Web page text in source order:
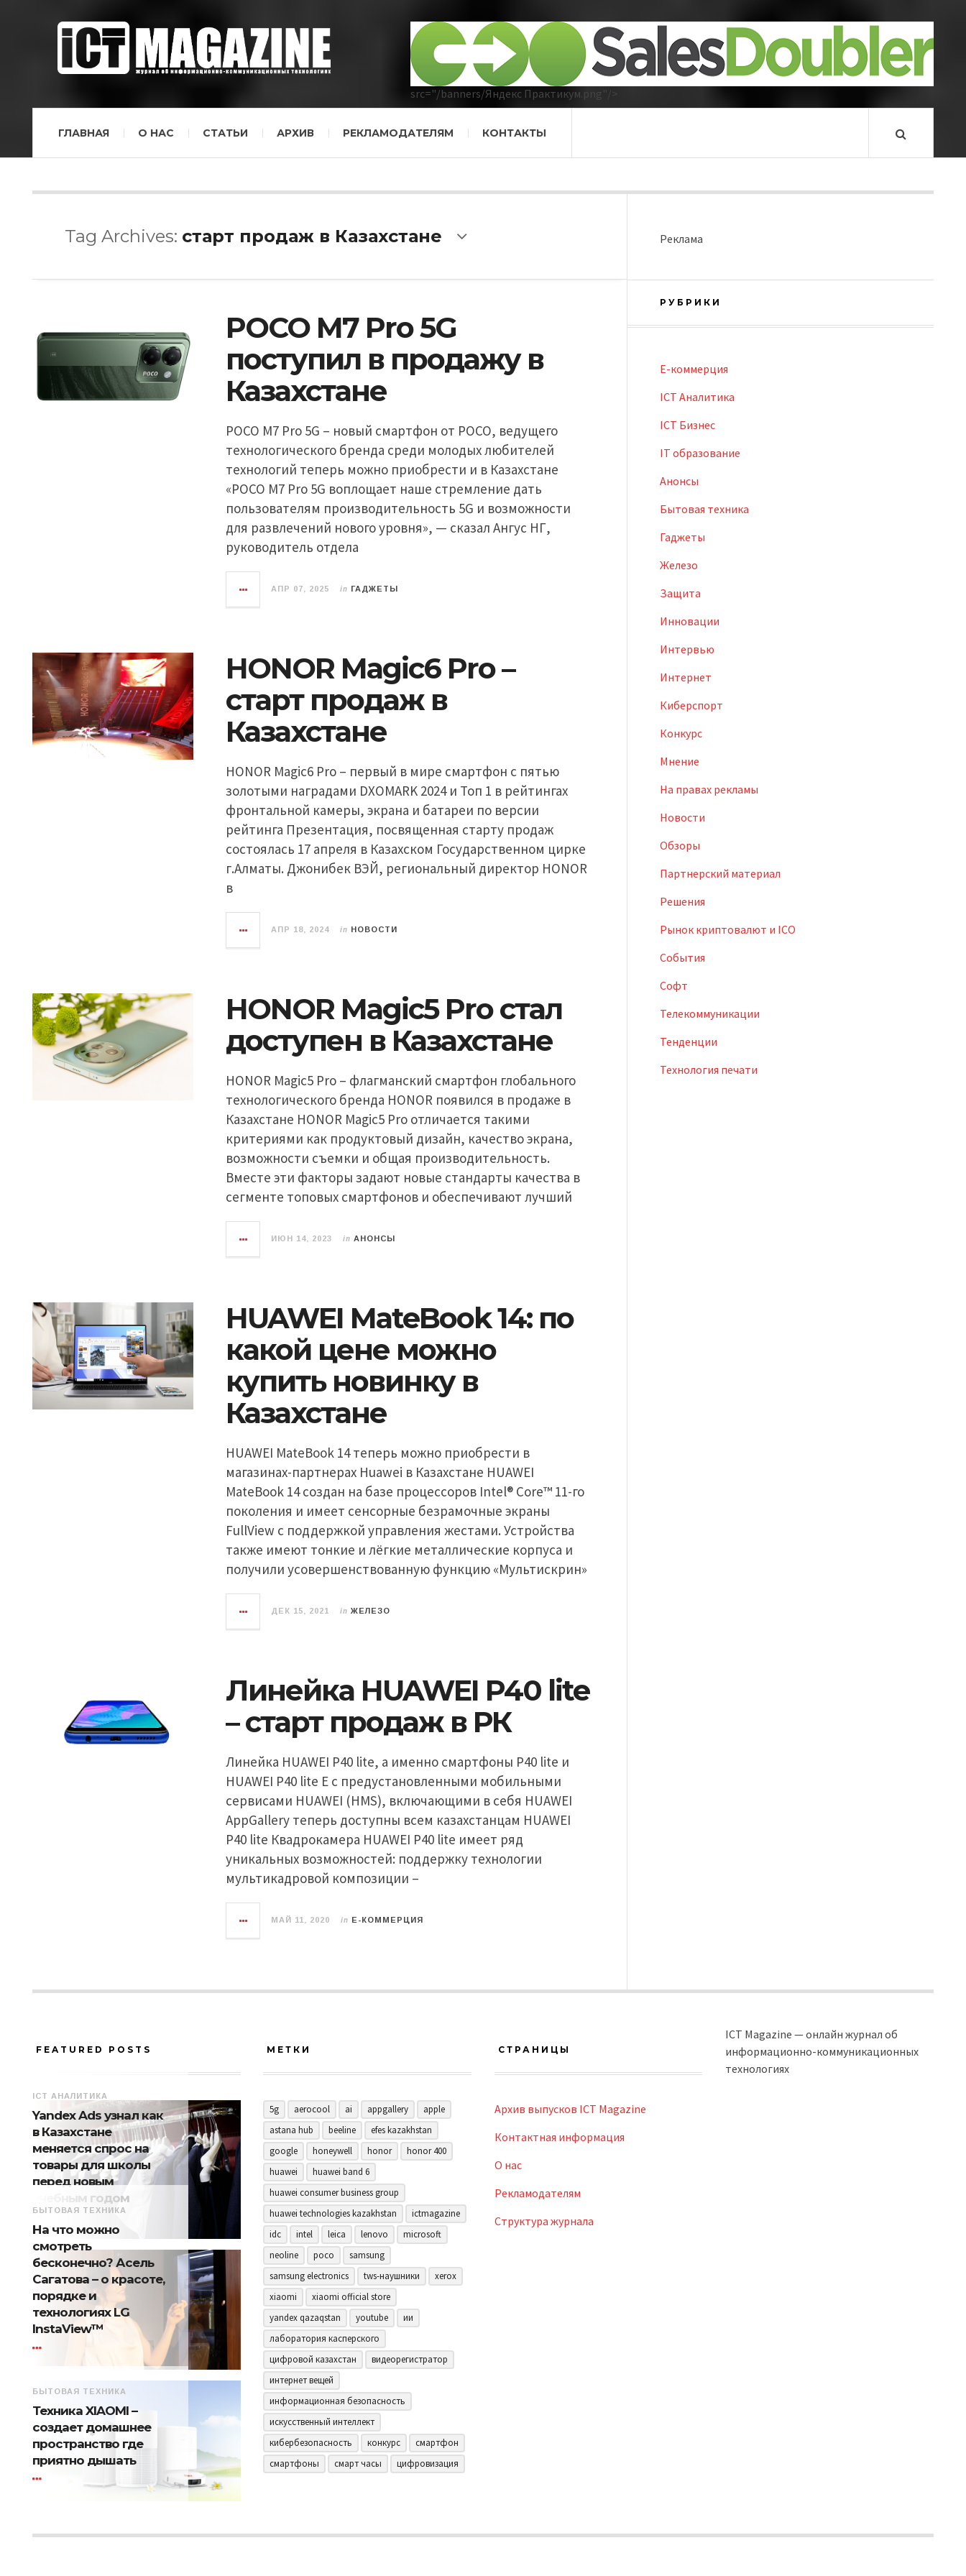
src="/banners/Яндекс Практикум.png"/>
ГЛАВНАЯ О НАС СТАТЬИ АРХИВ РЕКЛАМОДАТЕЛЯМ КОНТАКТЫ
Tag Archives: старт продаж в Казахстане
POCO M7 Pro 5G
поступил в продажу в
Казахстане
POCO M7 Pro 5G – новый смартфон от POCO, ведущего
технологического бренда среди молодых любителей
технологий теперь можно приобрести и в Казахстане
‭«POCO M7 Pro 5G воплощает наше стремление дать
пользователям производительность 5G и возможности
для развлечений нового уровня», — сказал Ангус НГ,
руководитель отдела
АПР 07, 2025 in ГАДЖЕТЫ
HONOR Magic6 Pro –
старт продаж в
Казахстане
HONOR Magic6 Pro – первый в мире смартфон с пятью
золотыми наградами DXOMARK 2024 и Топ 1 в рейтингах
фронтальной камеры, экрана и батареи по версии
рейтинга Презентация, посвященная старту продаж
состоялась 17 апреля в Казахском Государственном цирке
г.Алматы. Джонибек ВЭЙ, региональный директор HONOR
в
АПР 18, 2024 in НОВОСТИ
HONOR Magic5 Pro стал
доступен в Казахстане
HONOR Magic5 Pro – флагманский смартфон глобального
технологического бренда HONOR появился в продаже в
Казахстане HONOR Magic5 Pro отличается такими
критериями как продуктовый дизайн, качество экрана,
возможности съемки и общая производительность.
Вместе эти факторы задают новые стандарты качества в
сегменте топовых смартфонов и обеспечивают лучший
ИЮН 14, 2023 in АНОНСЫ
HUAWEI MateBook 14: по
какой цене можно
купить новинку в
Казахстане
HUAWEI MateBook 14 теперь можно приобрести в
магазинах-партнерах Huawei в Казахстане HUAWEI
MateBook 14 создан на базе процессоров Intel® Core™ 11-го
поколения и имеет сенсорные безрамочные экраны
FullView с поддержкой управления жестами. Устройства
также имеют тонкие и лёгкие металлические корпуса и
получили усовершенствованную функцию «Мультискрин»
ДЕК 15, 2021 in ЖЕЛЕЗО
Линейка HUAWEI P40 lite
– старт продаж в РК
Линейка HUAWEI P40 lite, а именно смартфоны P40 lite и
HUAWEI P40 lite Е с предустановленными мобильными
сервисами HUAWEI (HMS), включающими в себя HUAWEI
AppGallery теперь доступны всем казахстанцам HUAWEI
P40 lite Квадрокамера HUAWEI P40 lite имеет ряд
уникальных возможностей: поддержку технологии
мультикадровой композиции –
МАЙ 11, 2020 in E-КОММЕРЦИЯ
Реклама
РУБРИКИ
E-коммерция
ICT Аналитика
ICT Бизнес
IT образование
Анонсы
Бытовая техника
Гаджеты
Железо
Защита
Инновации
Интервью
Интернет
Киберспорт
Конкурс
Мнение
На правах рекламы
Новости
Обзоры
Партнерский материал
Решения
Рынок криптовалют и ICO
События
Софт
Телекоммуникации
Тенденции
Технология печати
FEATURED POSTS
ICT АНАЛИТИКА
Yandex Ads узнал как
в Казахстане
меняется спрос на
товары для школы
перед новым
учебным годом
БЫТОВАЯ ТЕХНИКА
На что можно
смотреть
бесконечно? Асель
Сагатова – о красоте,
порядке и
технологиях LG
InstaView™
БЫТОВАЯ ТЕХНИКА
Техника XIAOMI –
создает домашнее
пространство где
приятно дышать
МЕТКИ
5g aerocool ai appgallery
apple
astana hub
beeline
efes kazakhstan
google
honeywell honor
honor 400
huawei
huawei band 6
huawei consumer business group
huawei technologies kazakhstan
ictmagazine
idc
intel leica lenovo
microsoft
neoline
poco
samsung
samsung electronics
tws-наушники
xerox
xiaomi
xiaomi official store
yandex qazaqstan
youtube
ии
лаборатория касперского
цифровой казахстан
видеорегистратор
интернет вещей
информационная безопасность
искусственный интеллект
кибербезопасность
конкурс
смартфон
смартфоны
смарт часы цифровизация
СТРАНИЦЫ
Архив выпусков ICT Magazine
Контактная информация
О нас
Рекламодателям
Структура журнала
ICT Magazine — онлайн журнал об
информационно-коммуникационных
технологиях